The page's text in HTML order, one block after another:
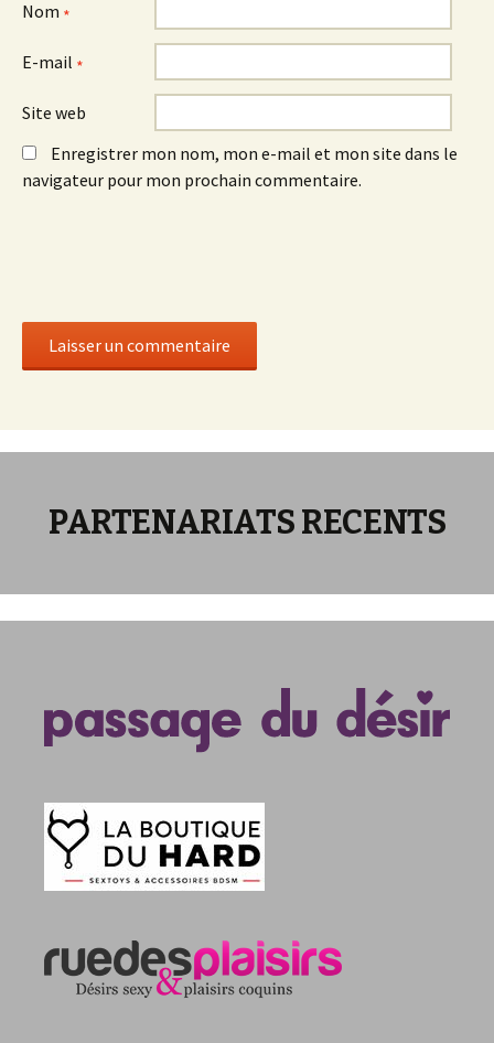
Nom *
E-mail *
Site web
Enregistrer mon nom, mon e-mail et mon site dans le
navigateur pour mon prochain commentaire.
PARTENARIATS RECENTS